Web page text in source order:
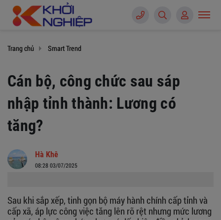
Trang chủ Smart Trend
Cán bộ, công chức sau sáp
nhập tỉnh thành: Lương có
tăng?
Hà Khê
08:28 03/07/2025
​​​​​​​Sau khi sắp xếp, tinh gọn bộ máy hành chính cấp tỉnh và
cấp xã, áp lực công việc tăng lên rõ rệt nhưng mức lương